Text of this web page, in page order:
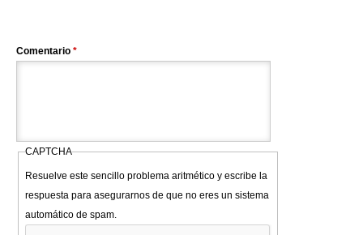
Comentario *
CAPTCHA
Resuelve este sencillo problema aritmético y escribe la
respuesta para asegurarnos de que no eres un sistema
automático de spam.